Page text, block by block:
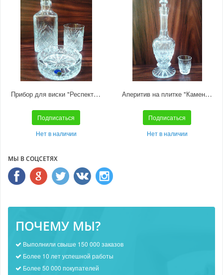
Прибор для виски "Респект" 6280 1000/177
Подписаться
Нет в наличии
Аперитив на плитке "Камень" С1/90 С1/90с
Подписаться
Нет в наличии
МЫ В СОЦСЕТЯХ
ПОЧЕМУ МЫ?
Выполнили свыше 150 000 заказов
Более 10 лет успешной работы
Более 50 000 покупателей